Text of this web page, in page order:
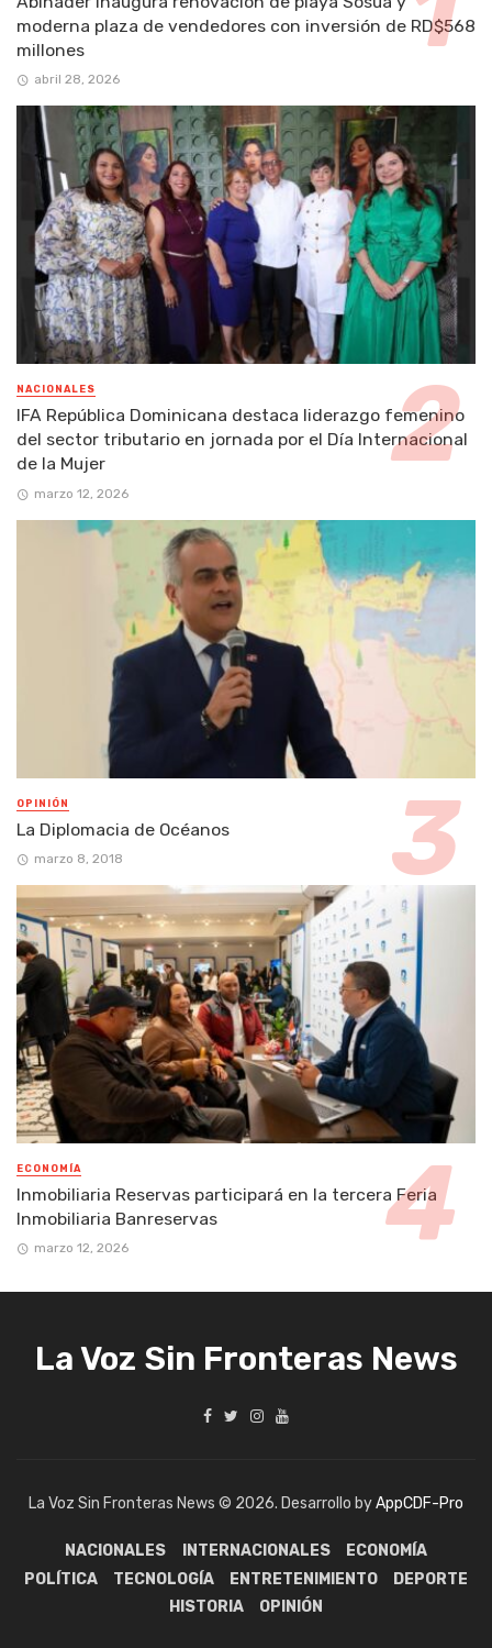
moderna plaza de vendedores con inversión de RD$568
millones
abril 28, 2026
NACIONALES
IFA República Dominicana destaca liderazgo femenino
del sector tributario en jornada por el Día Internacional
de la Mujer
marzo 12, 2026
OPINIÓN
La Diplomacia de Océanos
marzo 8, 2018
ECONOMÍA
Inmobiliaria Reservas participará en la tercera Feria
Inmobiliaria Banreservas
marzo 12, 2026
La Voz Sin Fronteras News
La Voz Sin Fronteras News © 2026. Desarrollo byAppCDF-Pro
NACIONALES INTERNACIONALES
ECONOMÍA
POLÍTICA
TECNOLOGÍA ENTRETENIMIENTO
DEPORTE
HISTORIA
OPINIÓN